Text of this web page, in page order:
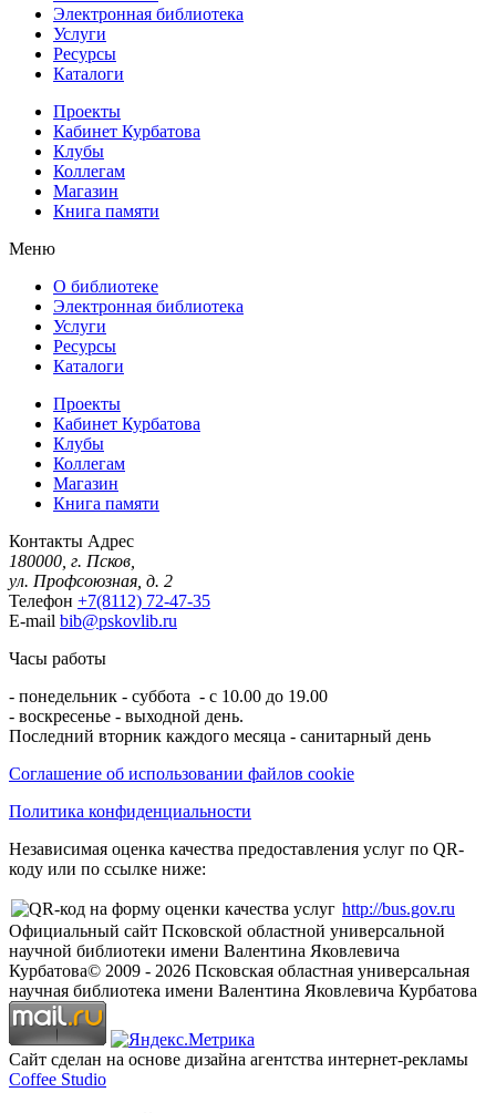
Электронная библиотека
Услуги
Ресурсы
Каталоги
Проекты
Кабинет Курбатова
Клубы
Коллегам
Магазин
Книга памяти
Меню
О библиотеке
Электронная библиотека
Услуги
Ресурсы
Каталоги
Проекты
Кабинет Курбатова
Клубы
Коллегам
Магазин
Книга памяти
Контакты Адрес
180000, г. Псков,
ул. Профсоюзная, д. 2
Телефон +7(8112) 72-47-35
E-mail bib@pskovlib.ru
Часы работы
- понедельник - суббота - с 10.00 до 19.00
- воскресенье - выходной день.
Последний вторник каждого месяца - санитарный день
Соглашение об использовании файлов cookie
Политика конфиденциальности
Независимая оценка качества предоставления услуг по QR-
коду или по ссылке ниже:
http://bus.gov.ru
Официальный сайт Псковской областной универсальной
научной библиотеки имени Валентина Яковлевича
Курбатова© 2009 - 2026 Псковская областная универсальная
научная библиотека имени Валентина Яковлевича Курбатова
Сайт сделан на основе дизайна агентства интернет-рекламы
Coffee Studio